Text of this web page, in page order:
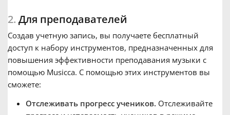
繁體中文
2. Для преподавателей
Создав учетную запись, вы получаете бесплатный
доступ к набору инструментов, предназначенных для
повышения эффективности преподавания музыки с
помощью Musicca. С помощью этих инструментов вы
сможете:
Отслеживать прогресс учеников. Отслеживайте